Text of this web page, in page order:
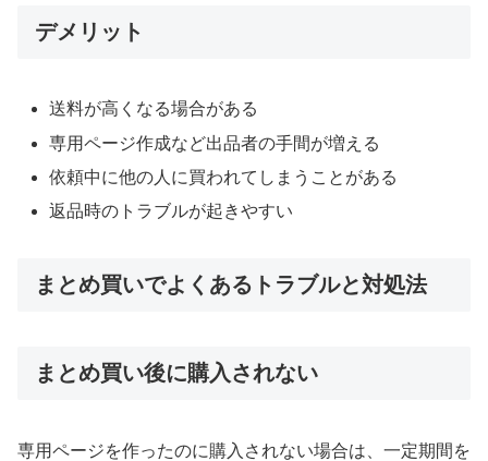
デメリット
送料が高くなる場合がある
専用ページ作成など出品者の手間が増える
依頼中に他の人に買われてしまうことがある
返品時のトラブルが起きやすい
まとめ買いでよくあるトラブルと対処法
まとめ買い後に購入されない
専用ページを作ったのに購入されない場合は、一定期間を